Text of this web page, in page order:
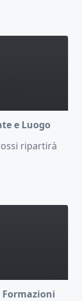
e Luogo
ripartirà
Formazioni